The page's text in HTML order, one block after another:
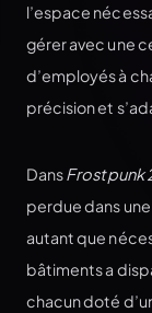
l’espace
gérer avec une
d’employés à
précision et
DansFrostpunk
perdue dans
autant que
bâtiments a
chacun doté